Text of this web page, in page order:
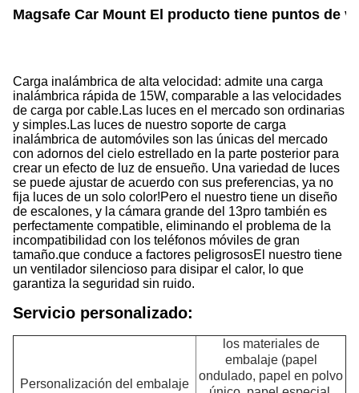
Magsafe Car Mount El producto tiene puntos de
Carga inalámbrica de alta velocidad: admite una carga
inalámbrica rápida de 15W, comparable a las velocidades
de carga por cable. Las luces en el mercado son ordinarias
y simples.Las luces de nuestro soporte de carga
inalámbrica de automóviles son las únicas del mercado
con adornos del cielo estrellado en la parte posterior para
crear un efecto de luz de ensueño. Una variedad de luces
se puede ajustar de acuerdo con sus preferencias, ya no
fija luces de un solo color!Pero el nuestro tiene un diseño
de escalones, y la cámara grande del 13pro también es
perfectamente compatible, eliminando el problema de la
incompatibilidad con los teléfonos móviles de gran
tamaño.que conduce a factores peligrososEl nuestro tiene
un ventilador silencioso para disipar el calor, lo que
garantiza la seguridad sin ruido.
Servicio personalizado:
Personalización del embalaje
los materiales de
embalaje (papel
ondulado, papel en polvo